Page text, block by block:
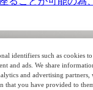
identifiers such as cookies
and ads. We share
and advertising partners,
that you have provided to